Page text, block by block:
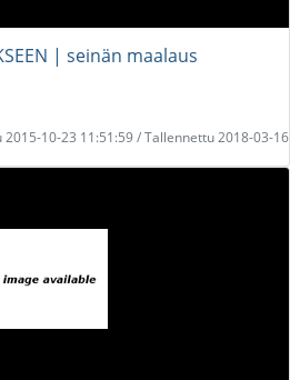
| seinän maalaus
2015-10-23 11:51:59 / Tallennettu 2018-03-16